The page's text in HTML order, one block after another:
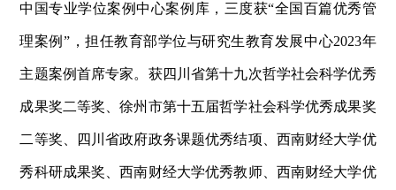
中国专业学位案例中心案例库，三度获“全国百篇优秀管
理案例”，担任教育部学位与研究生教育发展中心2023年
主题案例首席专家。获四川省第十九次哲学社会科学优秀
成果奖二等奖、徐州市第十五届哲学社会科学优秀成果奖
二等奖、四川省政府政务课题优秀结项、西南财经大学优
秀科研成果奖、西南财经大学优秀教师、西南财经大学优